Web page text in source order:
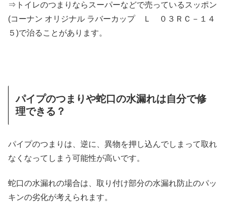
⇒トイレのつまりならスーパーなどで売っているスッポン
(コーナン オリジナル ラバーカップ Ｌ ０３ＲＣ－１４
５)で治ることがあります。
パイプのつまりや蛇口の水漏れは自分で修
理できる？
パイプのつまりは、逆に、異物を押し込んでしまって取れ
なくなってしまう可能性が高いです。
蛇口の水漏れの場合は、取り付け部分の水漏れ防止のパッ
キンの劣化が考えられます。